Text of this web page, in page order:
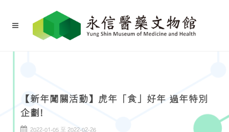
【新年闖關活動】虎年「食」好年 過年特別
企劃!
2022-01-05 至 2022-02-26